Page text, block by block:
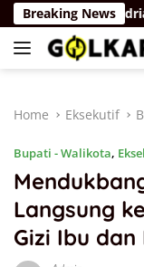
Skip
to
content
Breaking News
Adrianus
Home Eksekutif
Bupati - Walikota,
Langsung
Gizi Ibu